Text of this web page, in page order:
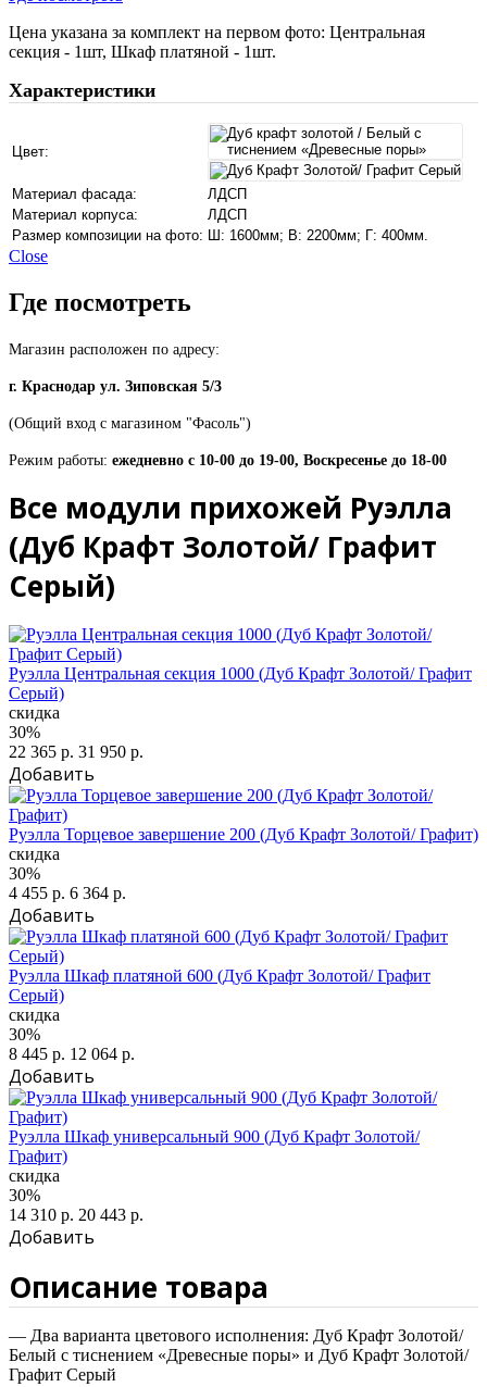
Цена указана за комплект на первом фото: Центральная
секция - 1шт, Шкаф платяной - 1шт.
Характеристики
Цвет:
Материал фасада:
ЛДСП
Материал корпуса:
ЛДСП
Размер композиции на фото: Ш: 1600мм; В: 2200мм; Г: 400мм.
Close
Где посмотреть
Магазин расположен по адресу:
г. Краснодар ул. Зиповская 5/3
(Общий вход с магазином "Фасоль")
Режим работы: ежедневно с 10-00 до 19-00, Воскресенье до 18-00
Все модули прихожей Руэлла
(Дуб Крафт Золотой/ Графит
Серый)
Руэлла Центральная секция 1000 (Дуб Крафт Золотой/ Графит
Серый)
скидка
30%
22 365 р. 31 950 р.
Добавить
Руэлла Торцевое завершение 200 (Дуб Крафт Золотой/ Графит)
скидка
30%
4 455 р. 6 364 р.
Добавить
Руэлла Шкаф платяной 600 (Дуб Крафт Золотой/ Графит
Серый)
скидка
30%
8 445 р. 12 064 р.
Добавить
Руэлла Шкаф универсальный 900 (Дуб Крафт Золотой/
Графит)
скидка
30%
14 310 р. 20 443 р.
Добавить
Описание товара
— Два варианта цветового исполнения: Дуб Крафт Золотой/
Белый с тиснением «Древесные поры» и Дуб Крафт Золотой/
Графит Серый